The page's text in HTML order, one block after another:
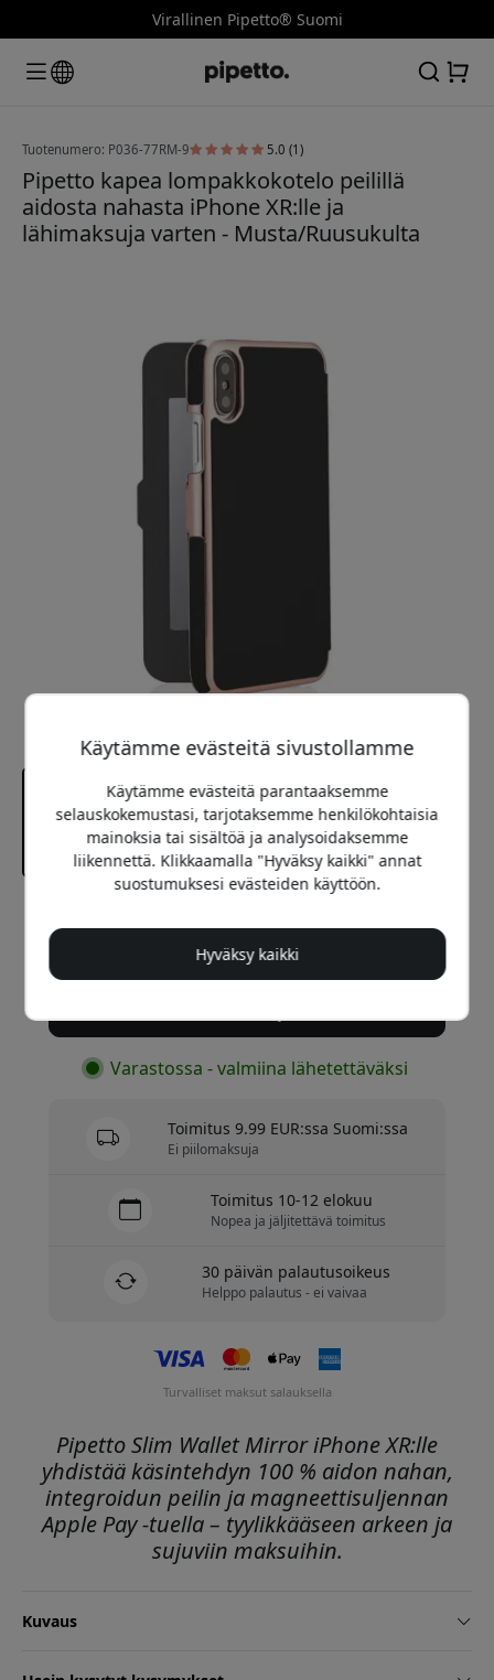
Virallinen Pipetto® Suomi
Tuotenumero: P036-77RM-9 5.0 (1)
Pipetto kapea lompakkokotelo peilillä
aidosta nahasta iPhone XR:lle ja
lähimaksuja varten - Musta/Ruusukulta
24.99 EUR
Varastossa - valmiina lähetettäväksi
Toimitus 9.99 EUR:ssa Suomi:ssa
Ei piilomaksuja
Toimitus 10-12 elokuu
Nopea ja jäljitettävä toimitus
30 päivän palautusoikeus
Helppo palautus - ei vaivaa
Turvalliset maksut salauksella
Pipetto Slim Wallet Mirror iPhone XR:lle
yhdistää käsintehdyn 100 % aidon nahan,
integroidun peilin ja magneettisuljennan
Apple Pay -tuella – tyylikkääseen arkeen ja
sujuviin maksuihin.
Kuvaus
Käytämme evästeitä sivustollamme
Käytämme evästeitä parantaaksemme
selauskokemustasi, tarjotaksemme henkilökohtaisia
mainoksia tai sisältöä ja analysoidaksemme
liikennettä. Klikkaamalla "Hyväksy kaikki" annat
suostumuksesi evästeiden käyttöön.
Hyväksy kaikki